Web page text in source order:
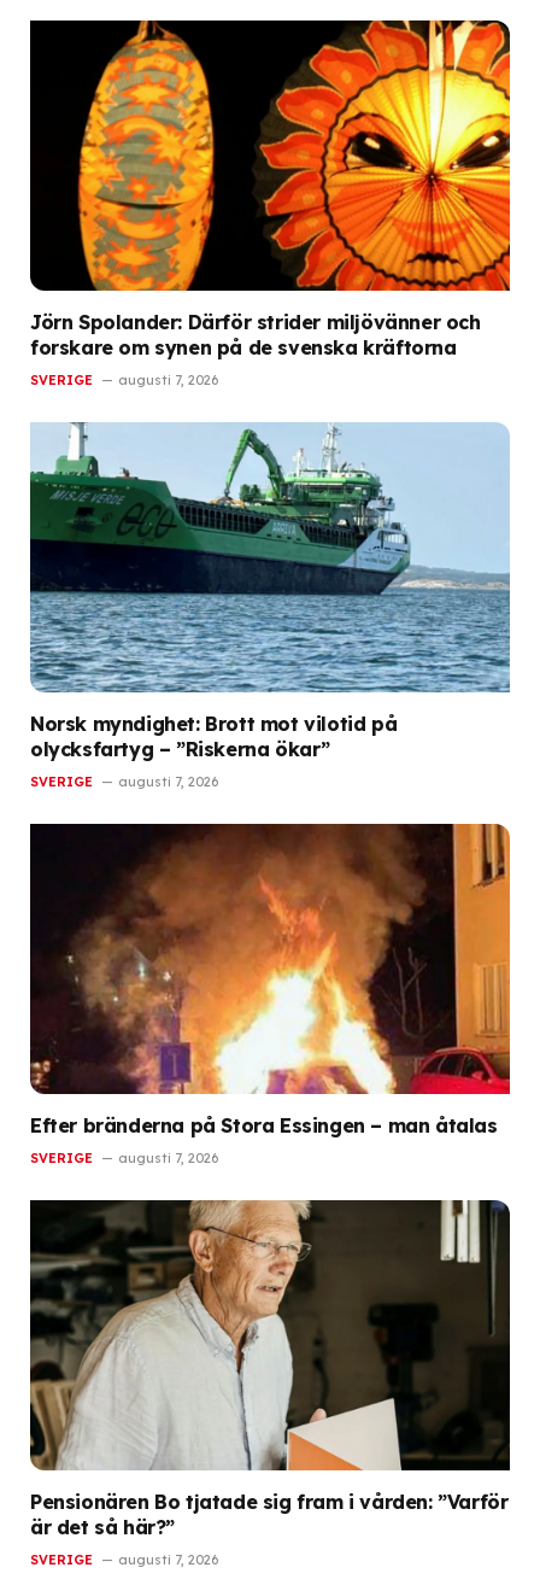
Jörn Spolander: Därför strider miljövänner och
forskare om synen på de svenska kräftorna
SVERIGE augusti 7, 2026
Norsk myndighet: Brott mot vilotid på
olycksfartyg – ”Riskerna ökar”
SVERIGE augusti 7, 2026
Efter bränderna på Stora Essingen – man åtalas
SVERIGE augusti 7, 2026
Pensionären Bo tjatade sig fram i vården: ”Varför
är det så här?”
SVERIGE augusti 7, 2026